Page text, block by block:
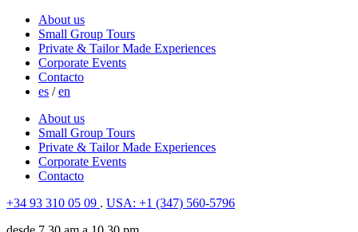
About us
Small Group Tours
Private & Tailor Made Experiences
Corporate Events
Contacto
es /en
About us
Small Group Tours
Private & Tailor Made Experiences
Corporate Events
Contacto
+34 93 310 05 09 . USA: +1 (347) 560-5796